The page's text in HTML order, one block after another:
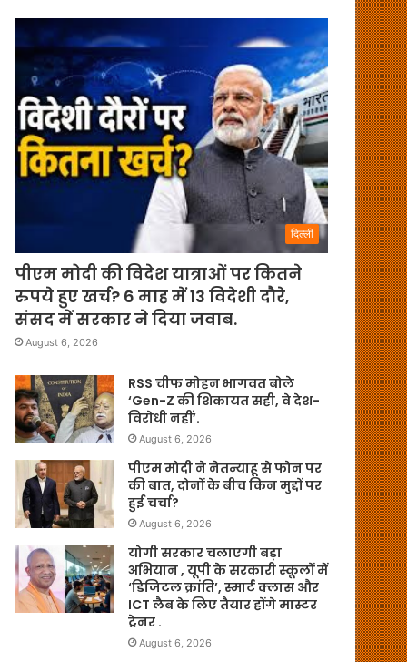
दिल्ली
पीएम मोदी की विदेश यात्राओं पर कितने
रुपये हुए खर्च? 6 माह में 13 विदेशी दौरे,
संसद में सरकार ने दिया जवाब.
August 6, 2026
RSS चीफ मोहन भागवत बोले
‘Gen-Z की शिकायत सही, वे देश-
विरोधी नहीं’.
August 6, 2026
पीएम मोदी ने नेतन्याहू से फोन पर
की बात, दोनों के बीच किन मुद्दों पर
हुई चर्चा?
August 6, 2026
योगी सरकार चलाएगी बड़ा
अभियान , यूपी के सरकारी स्कूलों में
‘डिजिटल क्रांति’, स्मार्ट क्लास और
ICT लैब के लिए तैयार होंगे मास्टर
ट्रेनर .
August 6, 2026